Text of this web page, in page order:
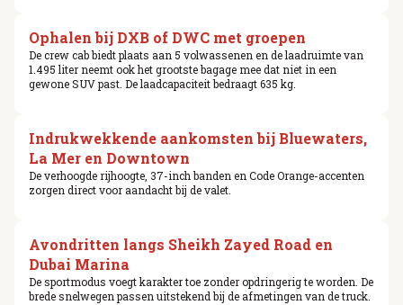
Ophalen bij DXB of DWC met groepen
De crew cab biedt plaats aan 5 volwassenen en de laadruimte van
1.495 liter neemt ook het grootste bagage mee dat niet in een
gewone SUV past. De laadcapaciteit bedraagt 635 kg.
Indrukwekkende aankomsten bij Bluewaters,
La Mer en Downtown
De verhoogde rijhoogte, 37-inch banden en Code Orange-accenten
zorgen direct voor aandacht bij de valet.
Avondritten langs Sheikh Zayed Road en
Dubai Marina
De sportmodus voegt karakter toe zonder opdringerig te worden. De
brede snelwegen passen uitstekend bij de afmetingen van de truck.